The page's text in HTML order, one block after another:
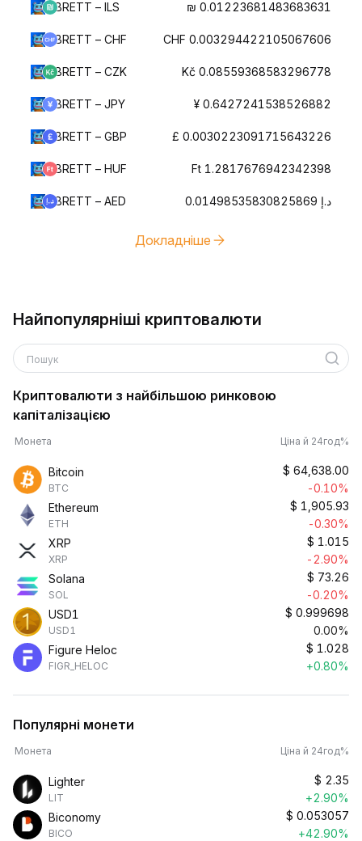
BRETT – ILS ₪ 0.01223681483683631
BRETT – CHF CHF 0.003294422105067606
BRETT – CZK Kč 0.08559368583296778
BRETT – JPY ¥ 0.6427241538526882
BRETT – GBP £ 0.0030223091715643226
BRETT – HUF Ft 1.2817676942342398
BRETT – AED د.إ 0.01498535830825869
Докладніше
Найпопулярніші криптовалюти
Пошук
Криптовалюти з найбільшою ринковою
капіталізацією
Монета Ціна й 24год%
Bitcoin
BTC
$ 64,638.00
-0.10%
Ethereum
ETH
$ 1,905.93
-0.30%
XRP
XRP
$ 1.015
-2.90%
Solana
SOL
$ 73.26
-0.20%
USD1
USD1
$ 0.999698
0.00%
Figure Heloc
FIGR_HELOC
$ 1.028
+0.80%
Популярні монети
Монета Ціна й 24год%
Lighter
LIT
$ 2.35
+2.90%
Biconomy
BICO
$ 0.053057
+42.90%